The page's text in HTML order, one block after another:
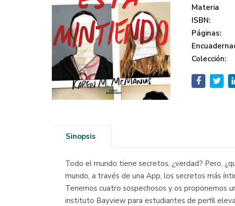
Materia
ISBN:
Páginas:
Colección:
Sinopsis
Todo el mundo tiene secretos, ¿verdad? Pero,
mundo, a través de una App, los secretos más
Tenemos cuatro sospechosos y os proponemos
instituto Bayview para estudiantes de perfil